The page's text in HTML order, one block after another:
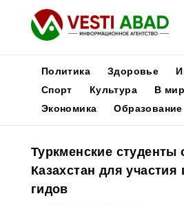
Новости
Медиа
Афиша
Политика Здоровье
Спорт
Культура В
Экономика
Образование
Туркменские студенты
Казахстан для участия
гидов